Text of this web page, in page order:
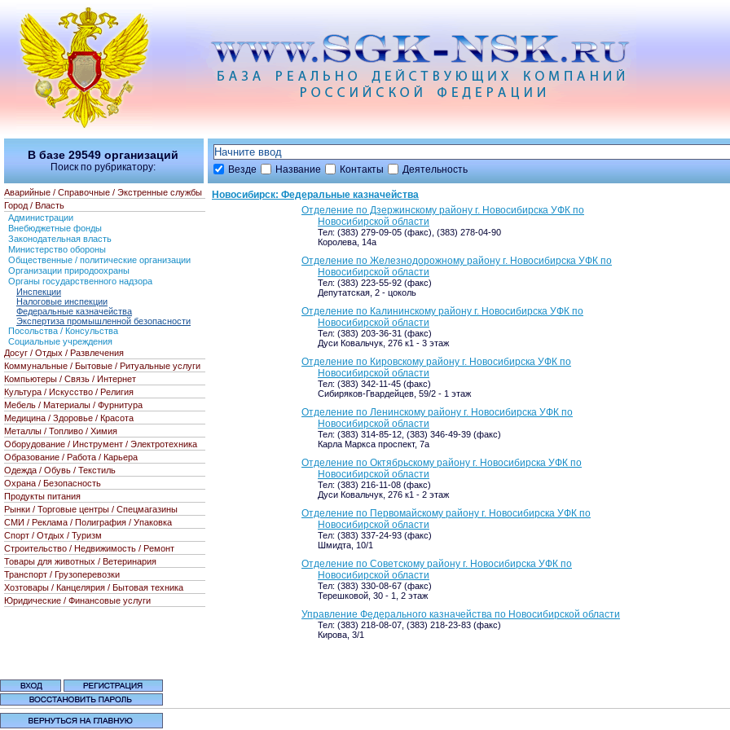
Везде Название Контакты Деятельность
Новосибирск: Федеральные казначейства
Отделение по Дзержинскому району г. Новосибирска УФК по
Новосибирской области
Тел: (383) 279-09-05 (факс), (383) 278-04-90
Королева, 14а
Отделение по Железнодорожному району г. Новосибирска УФК по
Новосибирской области
Тел: (383) 223-55-92 (факс)
Депутатская, 2 - цоколь
Отделение по Калининскому району г. Новосибирска УФК по
Новосибирской области
Тел: (383) 203-36-31 (факс)
Дуси Ковальчук, 276 к1 - 3 этаж
Отделение по Кировскому району г. Новосибирска УФК по
Новосибирской области
Тел: (383) 342-11-45 (факс)
Сибиряков-Гвардейцев, 59/2 - 1 этаж
Отделение по Ленинскому району г. Новосибирска УФК по
Новосибирской области
Тел: (383) 314-85-12, (383) 346-49-39 (факс)
Карла Маркса проспект, 7а
Отделение по Октябрьскому району г. Новосибирска УФК по
Новосибирской области
Тел: (383) 216-11-08 (факс)
Дуси Ковальчук, 276 к1 - 2 этаж
Отделение по Первомайскому району г. Новосибирска УФК по
Новосибирской области
Тел: (383) 337-24-93 (факс)
Шмидта, 10/1
Отделение по Советскому району г. Новосибирска УФК по
Новосибирской области
Тел: (383) 330-08-67 (факс)
Терешковой, 30 - 1, 2 этаж
Управление Федерального казначейства по Новосибирской области
Тел: (383) 218-08-07, (383) 218-23-83 (факс)
Кирова, 3/1
В базе 29549 организаций
Поиск по рубрикатору:
Аварийные / Справочные / Экстренные службы
Город / Власть
Администрации
Внебюджетные фонды
Законодательная власть
Министерство обороны
Общественные / политические организации
Организации природоохраны
Органы государственного надзора
Инспекции
Налоговые инспекции
Федеральные казначейства
Экспертиза промышленной безопасности
Посольства / Консульства
Социальные учреждения
Досуг / Отдых / Развлечения
Коммунальные / Бытовые / Ритуальные услуги
Компьютеры / Связь / Интернет
Культура / Искусство / Религия
Мебель / Материалы / Фурнитура
Медицина / Здоровье / Красота
Металлы / Топливо / Химия
Оборудование / Инструмент / Электротехника
Образование / Работа / Карьера
Одежда / Обувь / Текстиль
Охрана / Безопасность
Продукты питания
Рынки / Торговые центры / Спецмагазины
СМИ / Реклама / Полиграфия / Упаковка
Спорт / Отдых / Туризм
Строительство / Недвижимость / Ремонт
Товары для животных / Ветеринария
Транспорт / Грузоперевозки
Хозтовары / Канцелярия / Бытовая техника
Юридические / Финансовые услуги